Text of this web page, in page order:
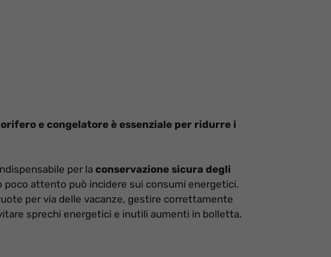
e congelatore è essenziale per ridurre i
per la conservazione sicura degli
attento può incidere sui consumi energetici.
per via delle vacanze, gestire correttamente
sprechi energetici e inutili aumenti in bolletta.